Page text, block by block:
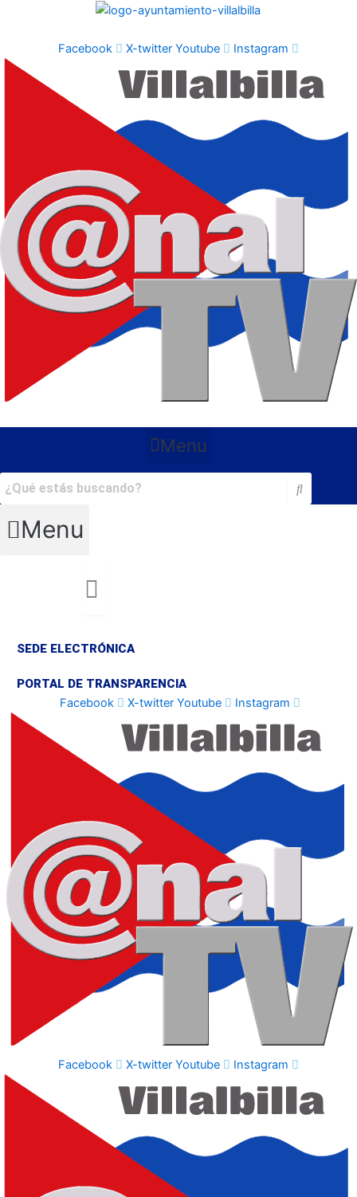
Facebook X-twitter Youtube Instagram
Menu
Menu
SEDE ELECTRÓNICA
PORTAL DE TRANSPARENCIA
Facebook
X-twitter Youtube Instagram
Facebook X-twitter Youtube Instagram